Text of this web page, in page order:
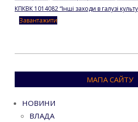
КПКВК 1014082 “Інші заходи в галузі
Завантажити
01-
МАПА САЙТУ
НОВИНИ
ВЛАДА